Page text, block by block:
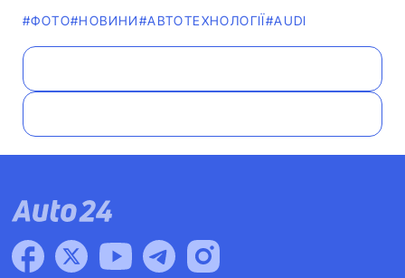
#ФОТО#НОВИНИ#АВТОТЕХНОЛОГІЇ#AUDI